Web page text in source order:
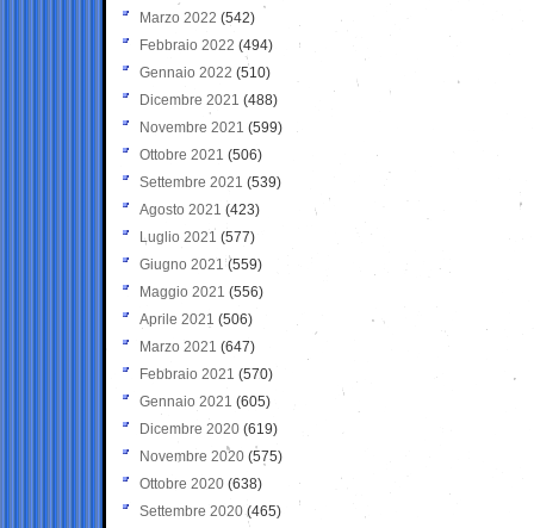
Marzo 2022 (542)
Febbraio 2022 (494)
Gennaio 2022 (510)
Dicembre 2021 (488)
Novembre 2021 (599)
Ottobre 2021 (506)
Settembre 2021 (539)
Agosto 2021 (423)
Luglio 2021 (577)
Giugno 2021(559)
Maggio 2021 (556)
Aprile 2021 (506)
Marzo 2021 (647)
Febbraio 2021 (570)
Gennaio 2021 (605)
Dicembre 2020 (619)
Novembre 2020 (575)
Ottobre 2020 (638)
Settembre 2020(465)